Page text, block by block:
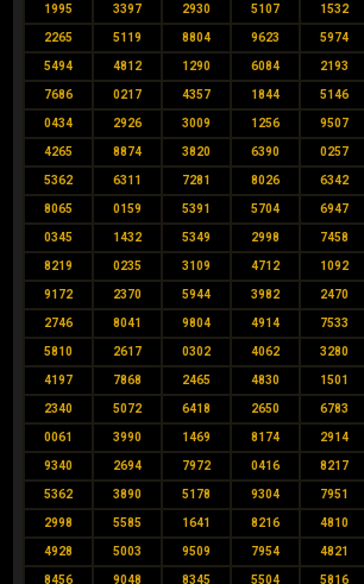
1995 3397 2930 5107 1532
2265 5119 8804 9623 5974
5494 4812 1290 6084 2193
7686 0217 4357 1844 5146
0434 2926 3009 1256 9507
4265 8874 3820 6390 0257
5362 6311 7281 8026 6342
8065 0159 5391 5704 6947
0345 1432 5349 2998 7458
8219 0235 3109 4712 1092
9172 2370 5944 3982 2470
2746 8041 9804 4914 7533
5810 2617 0302 4062 3280
4197 7868 2465 4830 1501
2340 5072 6418 2650 6783
0061 3990 1469 8174 2914
9340 2694 7972 0416 8217
5362 3890 5178 9304 7951
2998 5585 1641 8216 4810
4928 5003 9509 7954 4821
8456 9048 8345 5504 5816